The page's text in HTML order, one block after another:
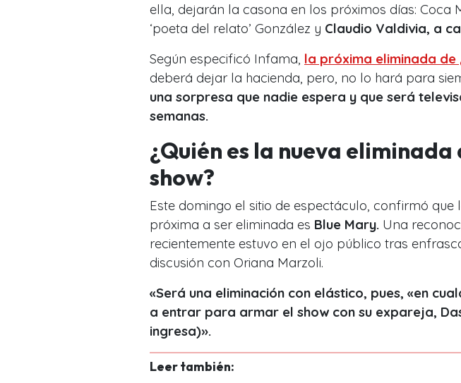
ella, dejarán la casona en los próximos días: Coca
‘poeta del relato’ González y Claudio Valdivia, a
Según especificó Infama, la próxima eliminada de
deberá dejar la hacienda, pero, no lo hará para
una sorpresa que nadie espera y que será
semanas.
¿Quién es la nueva
show?
Este domingo el sitio de espectáculo, confirmó que
próxima a ser eliminada es Blue Mary. Una
recientemente estuvo en el ojo público tras
discusión con Oriana Marzoli.
«Será una eliminación con elástico, pues, «en
a entrar para armar el show con su expareja,
ingresa)».
Leer también: